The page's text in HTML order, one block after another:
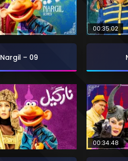
Nargil – 09
00:35:02
00:34:48